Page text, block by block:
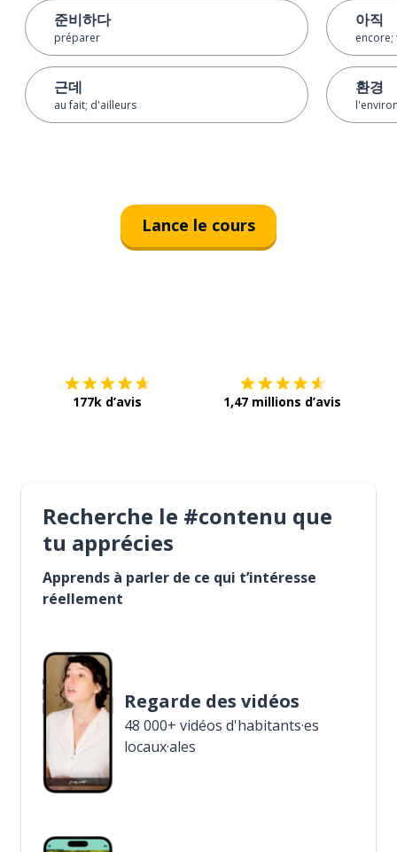
준비하다
préparer
근데
au fait; d'ailleurs
아직
환경
Lance le cours
177k d’avis 1,47 millions d’avis
Recherche le #contenu que
tu apprécies
Apprends à parler de ce qui t’intéresse
réellement
Regarde des vidéos
48 000+ vidéos d'habitants·es
locaux·ales